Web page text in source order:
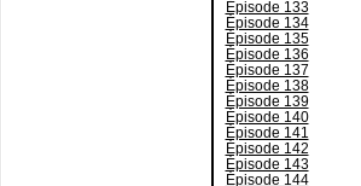
Épisode 133
Épisode 134
Épisode 135
Épisode 136
Épisode 137
Épisode 138
Épisode 139
Épisode 140
Épisode 141
Épisode 142
Épisode 143
Épisode 144